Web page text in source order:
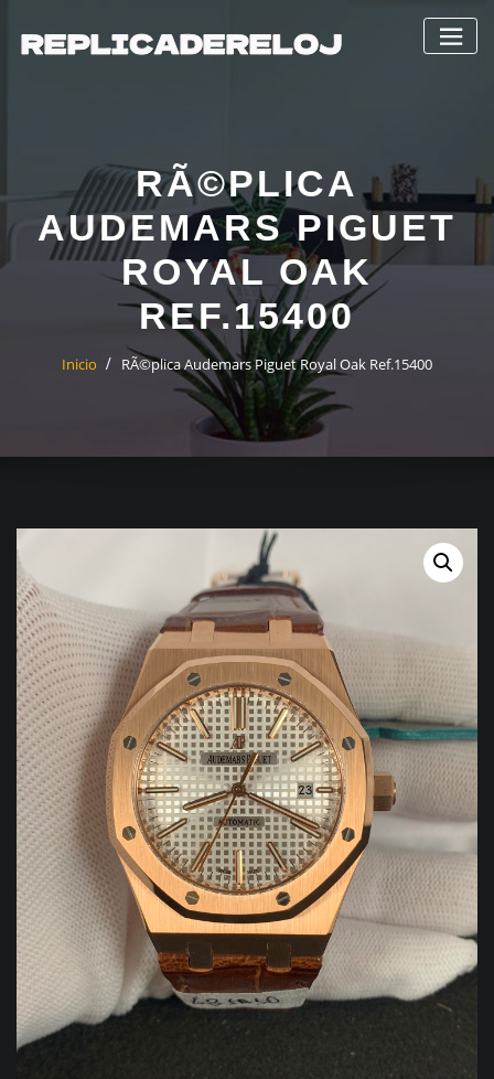
contenido
RÃ©PLICA
AUDEMARS PIGUET
ROYAL OAK
REF.15400
Inicio RÃ©plica Audemars Piguet Royal Oak Ref.15400